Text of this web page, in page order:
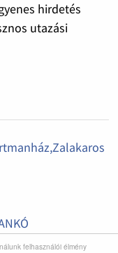
felhasználói élmény
hirdetés
utazási